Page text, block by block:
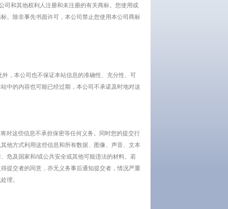
司和其他权利人注册和未注册的有关商标。您使用或
。除非事先书面许可，本公司禁止您使用本公司商标
，本公司也不保证本站信息的准确性、充分性、可
中的内容也可能已经过期，本公司不承诺及时地对这
这些信息不承担保密等任何义务。同时您的提交行
他方式利用这些信息和所有数据、图像、声音、文本
危及国家和/或公共安全或其他可能违法的材料。若
提交者的同意，亦无义务事后通知提交者，情况严重
理。